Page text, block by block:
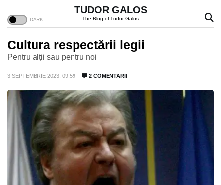
TUDOR GALOS
- The Blog of Tudor Galos -
Cultura respectării legii
Pentru alții sau pentru noi
3 SEPTEMBRIE 2023, 09:59 2 COMENTARII